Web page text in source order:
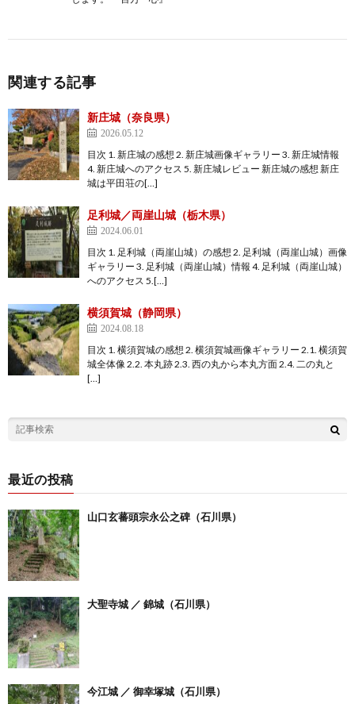
関連する記事
新庄城（奈良県）
2026.05.12
目次 1. 新庄城の感想 2. 新庄城画像ギャラリー 3. 新庄城情報
4. 新庄城へのアクセス 5. 新庄城レビュー 新庄城の感想 新庄
城は平田荘の[…]
足利城／両崖山城（栃木県）
2024.06.01
目次 1. 足利城（両崖山城）の感想 2. 足利城（両崖山城）画像
ギャラリー 3. 足利城（両崖山城）情報 4. 足利城（両崖山城）
へのアクセス 5.[…]
横須賀城（静岡県）
2024.08.18
目次 1. 横須賀城の感想 2. 横須賀城画像ギャラリー 2.1. 横須賀
城全体像 2.2. 本丸跡 2.3. 西の丸から本丸方面 2.4. 二の丸と
[…]
最近の投稿
山口玄蕃頭宗永公之碑（石川県）
大聖寺城 ／ 錦城（石川県）
今江城 ／ 御幸塚城（石川県）